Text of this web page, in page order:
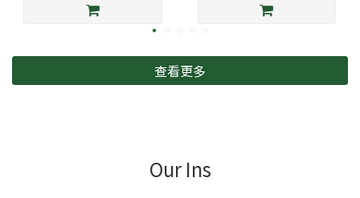
查看更多
Our Ins